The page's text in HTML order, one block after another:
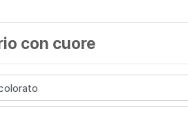
con cuore